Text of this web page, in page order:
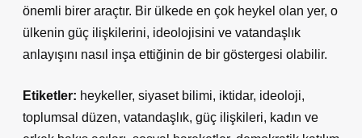
önemli birer araçtır. Bir ülkede en çok heykel olan yer, o
ülkenin güç ilişkilerini, ideolojisini ve vatandaşlık
anlayışını nasıl inşa ettiğinin de bir göstergesi olabilir.
Etiketler: heykeller, siyaset bilimi, iktidar, ideoloji,
toplumsal düzen, vatandaşlık, güç ilişkileri, kadın ve